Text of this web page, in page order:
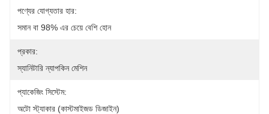
পণ্যের যোগ্যতার হার:
সমান বা 98% এর চেয়ে বেশি হোন
প্রকার:
স্যানিটারি ন্যাপকিন মেশিন
প্যাকেজিং সিস্টেম:
অটো স্ট্যাকার (কাস্টমাইজড ডিজাইন)